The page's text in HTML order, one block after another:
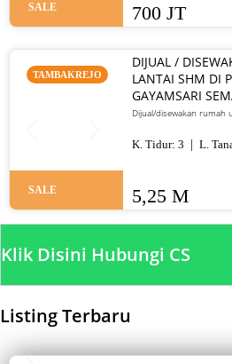
SALE 700 JT
TAMBAKREJO
SALE
DIJUAL /
LANTAI SHM DI
GAYAMSARI
Dijual/disewakan rumah
utama. Jual 5,25 M /
K. Tidur: 3 L.
5,25 M
Klik Disini Hubungi CS
Listing Terbaru